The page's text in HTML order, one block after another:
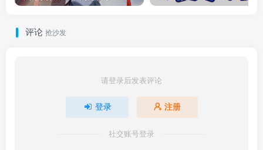
评论 抢沙发
请登录后发表评论
登录 注册
社交账号登录